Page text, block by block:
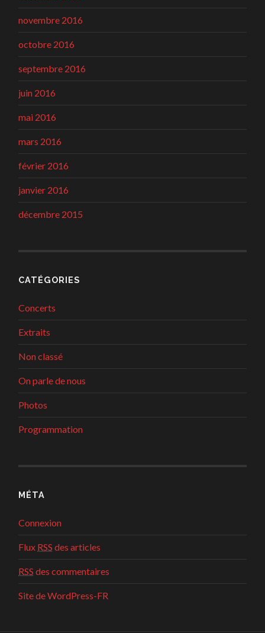
novembre 2016
octobre 2016
septembre 2016
juin 2016
mai 2016
mars 2016
février 2016
janvier 2016
décembre 2015
CATÉGORIES
Concerts
Extraits
Non classé
On parle de nous
Photos
Programmation
MÉTA
Connexion
Flux RSS des articles
RSS des commentaires
Site de WordPress-FR